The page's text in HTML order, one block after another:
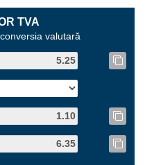
TVA
valutară